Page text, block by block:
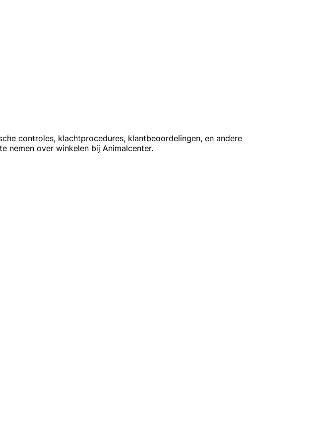
controles, klachtprocedures, klantbeoordelingen, en andere
nemen over winkelen bij Animalcenter.